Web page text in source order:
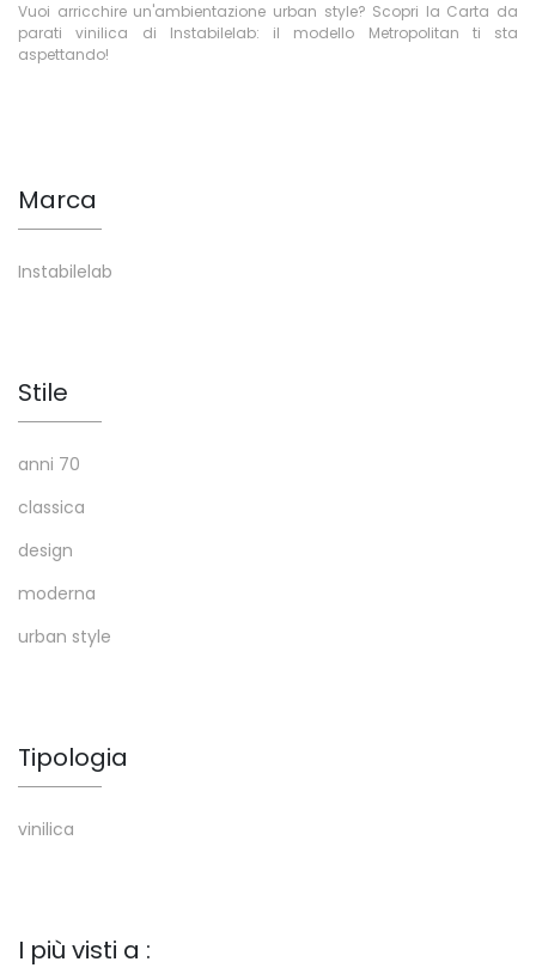
Vuoi arricchire un'ambientazione urban style? Scopri la Carta da
parati vinilica di Instabilelab: il modello Metropolitan ti sta
aspettando!
Marca
Instabilelab
Stile
anni 70
classica
design
moderna
urban style
Tipologia
vinilica
I più visti a :